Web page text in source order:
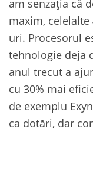
am senzația că
maxim,
uri. Procesorul
tehnologie deja
anul trecut a
cu 30% mai
de exemplu
ca dotări, dar